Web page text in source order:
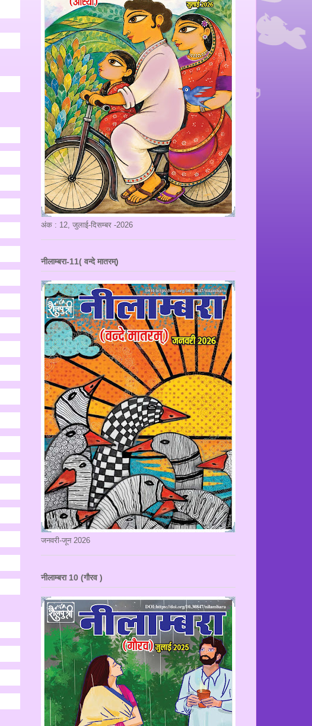
अंक : 12, जुलाई-दिसम्बर -2026
नीलाम्बरा-11( वन्दे मातरम्)
जनवरी-जून 2026
नीलाम्बरा 10 (गौरव )